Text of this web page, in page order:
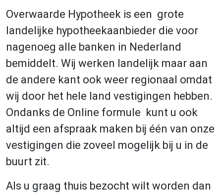
Overwaarde Hypotheek is een grote
landelijke hypotheekaanbieder die voor
nagenoeg alle banken in Nederland
bemiddelt. Wij werken landelijk maar aan
de andere kant ook weer regionaal omdat
wij door het hele land vestigingen hebben.
Ondanks de Online formule kunt u ook
altijd een afspraak maken bij één van onze
vestigingen die zoveel mogelijk bij u in de
buurt zit.
Als u graag thuis bezocht wilt worden dan